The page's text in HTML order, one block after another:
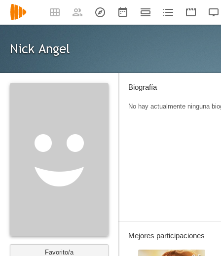
Nick Angel
Favorito/a
Biografía
No hay actualmente ninguna
Mejores participaciones